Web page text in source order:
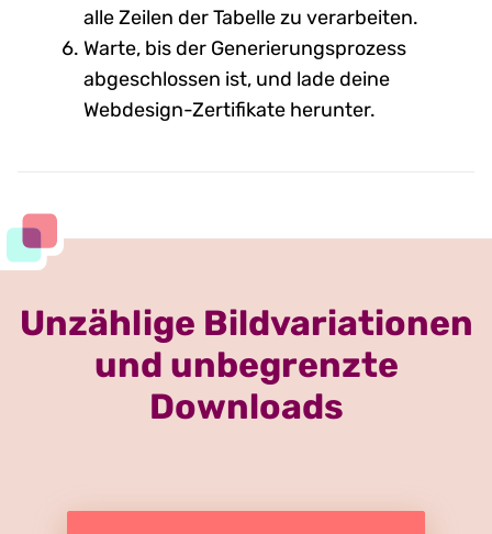
alle Zeilen der Tabelle zu verarbeiten.
Warte, bis der Generierungsprozess
abgeschlossen ist, und lade deine
Webdesign-Zertifikate herunter.
Unzählige Bildvariationen
und unbegrenzte
Downloads